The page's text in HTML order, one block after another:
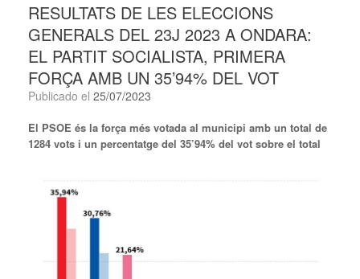
RESULTATS DE LES ELECCIONS
GENERALS DEL 23J 2023 A ONDARA:
EL PARTIT SOCIALISTA, PRIMERA
FORÇA AMB UN 35’94% DEL VOT
Publicado el 25/07/2023
El PSOE és la força més votada al municipi amb un total de
1284 vots i un percentatge del 35’94% del vot sobre el total